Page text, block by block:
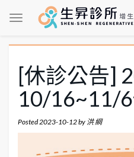
[休診公告]
10/16~11/
Posted2023-10-12by 洪 綱